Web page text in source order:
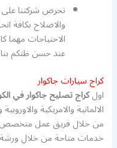
تحرص شركتنا على
والاصلاح بكافة
الاحتياجات
عند حسن ظنكم
كراج سيارات جاكوار
اولكراج تصليح جاكوار في
الالمانية والامريكية
من خلال فريق عمل متخصص
خدمات متاحة من خلال